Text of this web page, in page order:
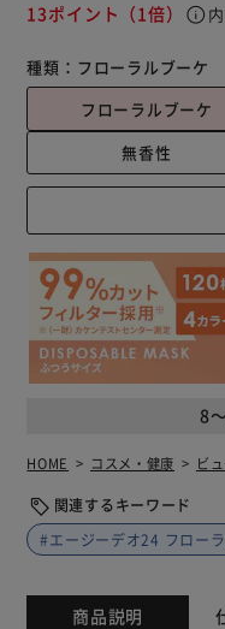
13ポイント （1倍） info
種類： フローラルブーケ
フローラルブーケ
無香性
8
HOME コスメ・健康 ビ
関連するキーワード
#エージーデオ24 フロー
商品説明